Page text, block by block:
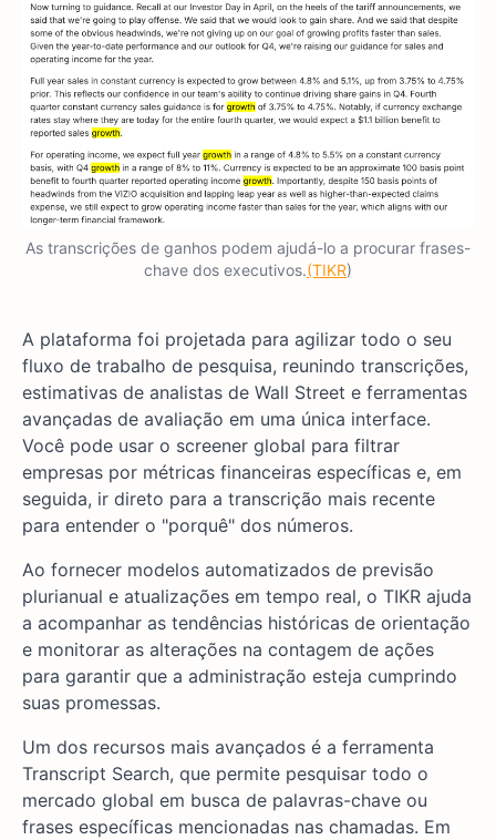
As transcrições de ganhos podem ajudá-lo a procurar frases-
chave dos executivos.(TIKR)
A plataforma foi projetada para agilizar todo o seu
fluxo de trabalho de pesquisa, reunindo transcrições,
estimativas de analistas de Wall Street e ferramentas
avançadas de avaliação em uma única interface.
Você pode usar o screener global para filtrar
empresas por métricas financeiras específicas e, em
seguida, ir direto para a transcrição mais recente
para entender o "porquê" dos números.
Ao fornecer modelos automatizados de previsão
plurianual e atualizações em tempo real, o TIKR ajuda
a acompanhar as tendências históricas de orientação
e monitorar as alterações na contagem de ações
para garantir que a administração esteja cumprindo
suas promessas.
Um dos recursos mais avançados é a ferramenta
Transcript Search, que permite pesquisar todo o
mercado global em busca de palavras-chave ou
frases específicas mencionadas nas chamadas. Em